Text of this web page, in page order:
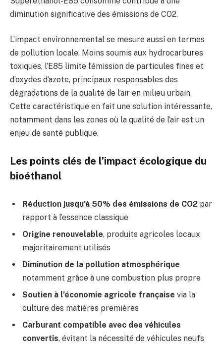
diminution significative des émissions de CO2.
L’impact environnemental se mesure aussi en termes
de pollution locale. Moins soumis aux hydrocarbures
toxiques, l’E85 limite l’émission de particules fines et
d’oxydes d’azote, principaux responsables des
dégradations de la qualité de l’air en milieu urbain.
Cette caractéristique en fait une solution intéressante,
notamment dans les zones où la qualité de l’air est un
enjeu de santé publique.
Les points clés de l’impact écologique du
bioéthanol
Réduction jusqu’à 50% des émissions de CO2 par
rapport à l’essence classique
Origine renouvelable, produits agricoles locaux
majoritairement utilisés
Diminution de la pollution atmosphérique
notamment grâce à une combustion plus propre
Soutien à l’économie agricole française via la
culture des matières premières
Carburant compatible avec des véhicules
convertis, évitant la nécessité de véhicules neufs